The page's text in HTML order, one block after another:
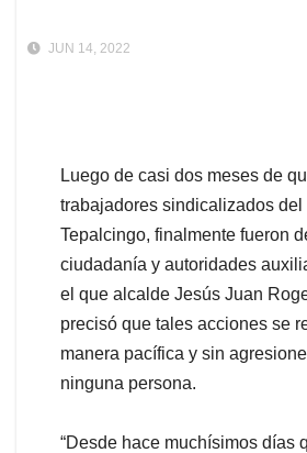
JUN 14, 2022
Luego de casi dos meses de
trabajadores sindicalizados
Tepalcingo, finalmente fueron
ciudadanía y autoridades
el que alcalde Jesús Juan
precisó que tales acciones se
manera pacífica y sin
ninguna persona.
“Desde hace muchísimos días